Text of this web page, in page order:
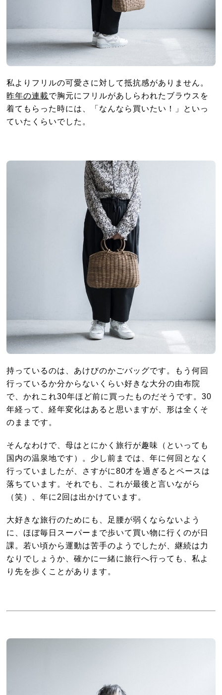
私よりフリルの可愛さに対して抵抗感がありません。
昨年の連載で胸元にフリルがあしらわれたブラウスを
着てもらった時には、「なんなら買いたい！」といっ
ていたくらいでした。
持っているのは、あけびのかごバッグです。もう何回
行っているか分からないくらい好きな大分の由布院
で、かれこれ30年ほど前に買ったものだそうです。30
年経って、経年変化はあると思いますが、形は全くそ
のままです。
そんなわけで、母はとにかく旅行が趣味（といっても
国内の温泉地です）。少し前までは、年に何回となく
行っていましたが、さすがに80才を過ぎるとペースは
落ちています。それでも、これが最後と言いながら
（笑）、年に2回は出かけています。
大好きな旅行のためにも、足腰が弱くならないよう
に、ほぼ毎日スーパーまで歩いて買い物に行くのが日
課。若い頃から運動は苦手のようでしたが、継続は力
なりでしょうか、確かに一緒に旅行へ行っても、私よ
り先を歩くことがあります。